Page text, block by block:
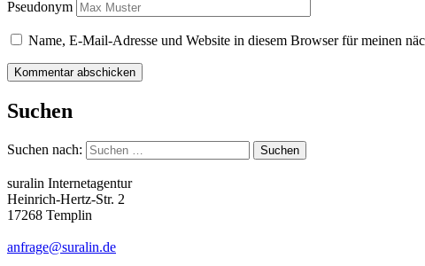
Pseudonym
Name, E-Mail-Adresse und Website in diesem Browser für meinen
Suchen
Suchen nach:
suralin Internetagentur
Heinrich-Hertz-Str. 2
17268 Templin
anfrage@suralin.de